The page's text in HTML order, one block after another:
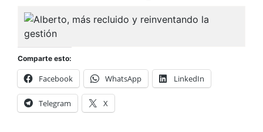
Comparte esto:
Facebook WhatsApp LinkedIn
Telegram X